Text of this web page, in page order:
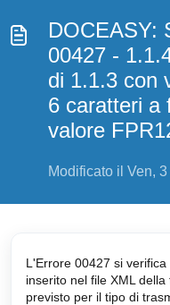
DOCEASY:
00427 -
di 1.1.3 con
6 caratteri a
valore
Modificato il Ven,
L'Errore 00427 si
inserito nel file XML
previsto per il tipo di